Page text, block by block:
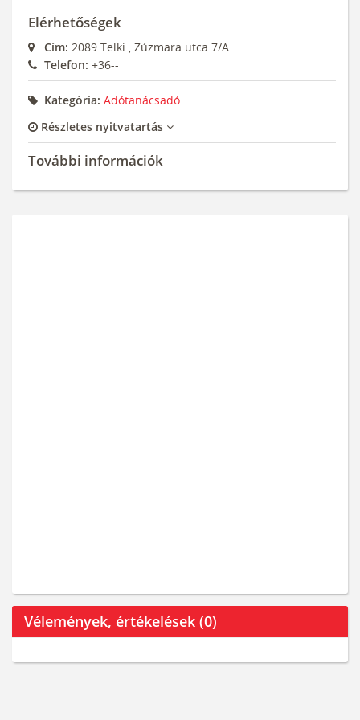
Elérhetőségek
Cím: 2089 Telki , Zúzmara utca 7/A
Telefon: +36--
Kategória: Adótanácsadó
Részletes nyitvatartás
További információk
Vélemények, értékelések (0)